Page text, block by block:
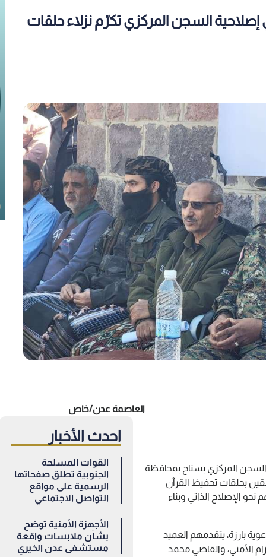
إصلاحية السجن المركزي تكرّم نزلاء حلقات
العاصمة عدن/خاص
السجن المركزي بسناح بمحافظة
بحلقات تحفيظ القرآن
الإصلاح الذاتي وبناء
بارزة، يتقدمهم العميد
الأمني، والقاضي محمد
احدث الأخبار
القوات المسلحة
الجنوبية تطلق صفحاتها
الرسمية على مواقع
التواصل الاجتماعي
الأجهزة الأمنية توضح
بشأن ملابسات واقعة
مستشفى عدن الخيري
القوات المسلحة الجنوبية تطلق
صفحاتها الرسمية على مواقع التواصل
الاجتماعي